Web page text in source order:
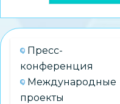
Пресс-
конференция
Международные
проекты